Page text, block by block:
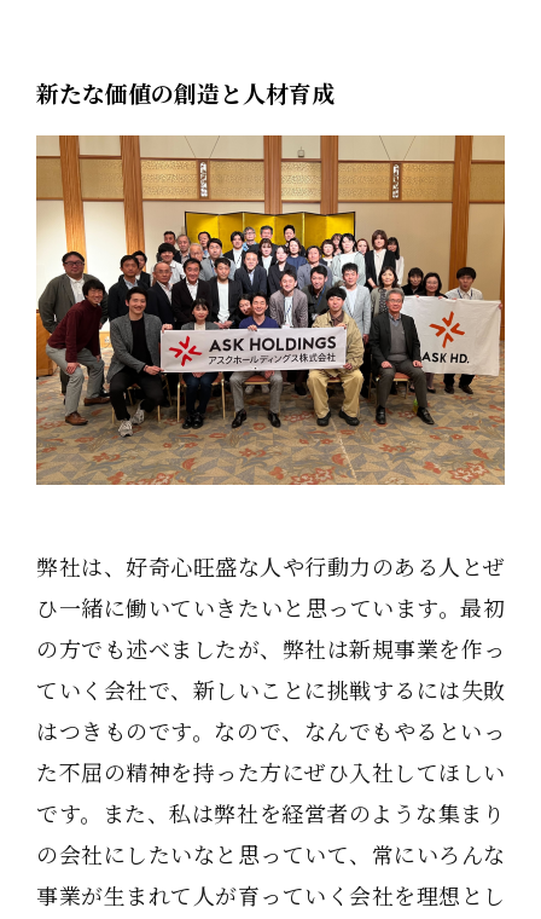
新たな価値の創造と人材育成
弊社は、好奇心旺盛な人や行動力のある人とぜ
ひ一緒に働いていきたいと思っています。最初
の方でも述べましたが、弊社は新規事業を作っ
ていく会社で、新しいことに挑戦するには失敗
はつきものです。なので、なんでもやるといっ
た不屈の精神を持った方にぜひ入社してほしい
です。また、私は弊社を経営者のような集まり
の会社にしたいなと思っていて、常にいろんな
事業が生まれて人が育っていく会社を理想とし